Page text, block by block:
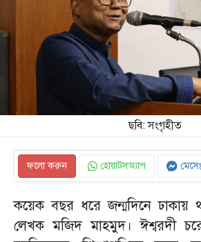
ছবি: সংগৃহীত
ফলো করুন হোয়াটসঅ্যাপ
কয়েক বছর ধরে জন্মদিনে ঢাকায়
লেখক মজিদ মাহমুদ। ঈশ্বরদী চরে